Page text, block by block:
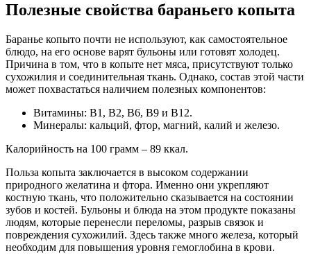
Полезные свойства бараньего копыта
Баранье копыто почти не используют, как самостоятельное
блюдо, на его основе варят бульоны или готовят холодец.
Причина в том, что в копыте нет мяса, присутствуют только
сухожилия и соединительная ткань. Однако, состав этой части
может похвастаться наличием полезных компонентов:
Витамины: В1, В2, В6, В9 и В12.
Минералы: кальций, фтор, магний, калий и железо.
Калорийность на 100 грамм – 89 ккал.
Польза копыта заключается в высоком содержании
природного желатина и фтора. Именно они укрепляют
костную ткань, что положительно сказывается на состоянии
зубов и костей. Бульоны и блюда на этом продукте показаны
людям, которые перенесли переломы, разрыв cвязок и
повреждения сухожилий. Здесь также много железа, который
необходим для повышения уровня гемоглобина в крови.